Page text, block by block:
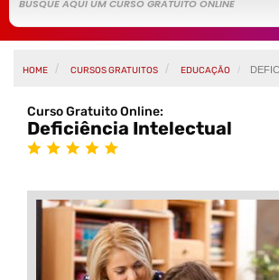
HOME CURSOS GRATUITOS EDUCAÇÃO
Curso Gratuito Online:
Deficiência Intelectual